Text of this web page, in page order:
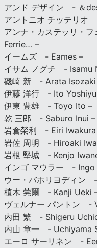
アンド デザイン - ＆
アントニオ チッテリ
アンナ・カステッリ・
Ferrie… –
イームズ - Eames –
イサム ノグチ - Isamu
磯崎 新 - Arata Isozaki
伊藤 洋行 - Ito
伊東 豊雄 - Toyo Ito –
乾 三郎 - Saburo Inui –
岩倉榮利 - Eiri Iwakura
岩佐 周明 - Hiroaki
岩根 堅城 - Kenjo
インゴ マウラー - Ingo
ウー・バホリヨディン
植木 莞爾 - Kanji Ueki
ヴェルナー パントン -
内田 繁 - Shigeru
内山 章一 - Uchiyama
エーロ サーリネン -